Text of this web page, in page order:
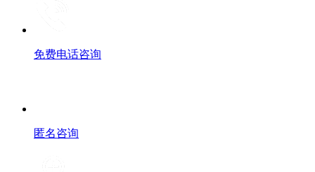
免费电话咨询
匿名咨询